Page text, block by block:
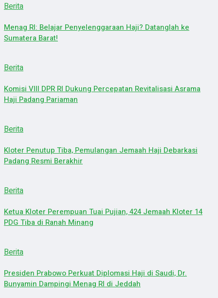
Berita
Menag RI: Belajar Penyelenggaraan Haji? Datanglah ke
Sumatera Barat!
Berita
Komisi VIII DPR RI Dukung Percepatan Revitalisasi Asrama
Haji Padang Pariaman
Berita
Kloter Penutup Tiba, Pemulangan Jemaah Haji Debarkasi
Padang Resmi Berakhir
Berita
Ketua Kloter Perempuan Tuai Pujian, 424 Jemaah Kloter 14
PDG Tiba di Ranah Minang
Berita
Presiden Prabowo Perkuat Diplomasi Haji di Saudi, Dr.
Bunyamin Dampingi Menag RI di Jeddah